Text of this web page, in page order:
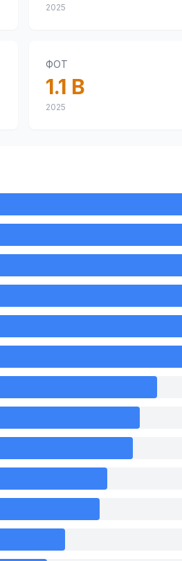
2025
ФОТ
1.1 B
2025